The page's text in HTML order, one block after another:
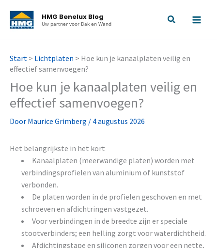
naar
inhoud
HMG Benelux Blog
Uw partner voor Dak en Wand
Start > Lichtplaten > Hoe kun je kanaalplaten veilig en
effectief samenvoegen?
Hoe kun je kanaalplaten veilig en
effectief samenvoegen?
Door Maurice Grimberg / 4 augustus 2026
Het belangrijkste in het kort
Kanaalplaten (meerwandige platen) worden met
verbindingsprofielen van aluminium of kunststof
verbonden.
De platen worden in de profielen geschoven en met
schroeven en afdichtringen vastgezet.
Voor verbindingen in de breedte zijn er speciale
stootverbinders; een helling zorgt voor waterdichtheid.
Afdichtingstape en siliconen zorgen voor een nette,